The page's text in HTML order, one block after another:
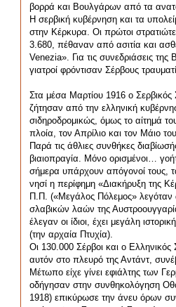
βορρά και Βουλγάρων από τα
Η σερβική κυβέρνηση και τα
στην Κέρκυρα. Οι πρώτοι
3.680, πέθαναν από ασιτία και
Venezia». Για τις συνεδριάσεις
γιατροί φρόντισαν Σέρβους
Στα μέσα Μαρτίου 1916 ο Σερβικός
ζήτησαν από την ελληνική
σιδηροδρομικώς, όμως το αίτημά
πλοία, τον Απρίλιο και τον Μάιο
Παρά τις άθλιες συνθήκες
βιαιοπραγία. Μόνο ορισμένοι…
σήμερα υπάρχουν απόγονοί τους,
νησί η περίφημη «Διακήρυξη της
Π.Π. («Μεγάλος Πόλεμος» λεγόταν
σλαβικών λαών της
έλεγαν οι ίδιοι, έχει μεγάλη
(την αρχαία Πτυχία).
Οι 130.000 Σέρβοι και ο Ελληνικός
αυτόν στο πλευρό της Αντάντ,
Μέτωπο είχε γίνει εφιάλτης των
οδήγησαν στην συνθηκολόγηση
1918) επικύρωσε την άνευ όρων